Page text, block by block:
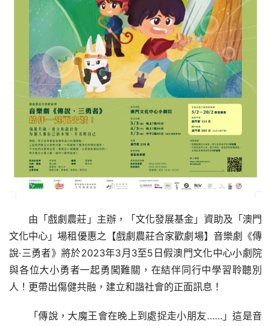
由「戲劇農莊」主辦，「文化發展基金」資助及「澳門
文化中心」場租優惠之【戲劇農莊合家歡劇場】音樂劇《傳
說‧三勇者》將於2023年3月3至5日假澳門文化中心小劇院
與各位大小勇者一起勇闖難關，在結伴同行中學習聆聽別
人！更帶出傷健共融，建立和諧社會的正面訊息！
「傳說，大魔王會在晚上到處捉走小朋友……」這是音